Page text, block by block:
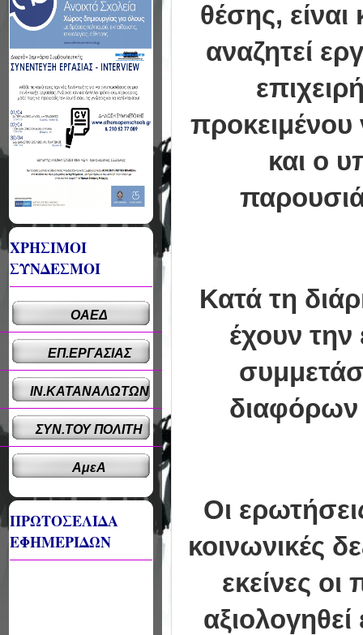
θέσης,
αναζητεί
προκειμένου
και ο
Κατά τη
έχουν
Οι
κοινωνικές
εκείνες
ΧΡΗΣΙΜΟΙ
ΣΥΝΔΕΣΜΟΙ
ΟΑΕΔ
ΕΠ.ΕΡΓΑΣΙΑΣ
ΙΝ.ΚΑΤΑΝΑΛΩΤΩΝ
ΣΥΝ.ΤΟΥ ΠΟΛΙΤΗ
ΑμεΑ
ΠΡΩΤΟΣΕΛΙΔΑ
ΕΦΗΜΕΡΙΔΩΝ